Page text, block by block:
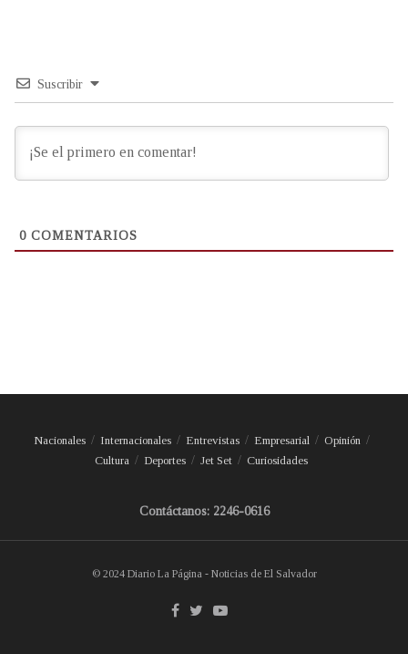
Suscribir
0 COMENTARIOS
Nacionales Internacionales Entrevistas Empresarial
Opinión
Cultura
Deportes Jet Set Curiosidades
Contáctanos: 2246-0616
© 2024 Diario La Página - Noticias de El Salvador